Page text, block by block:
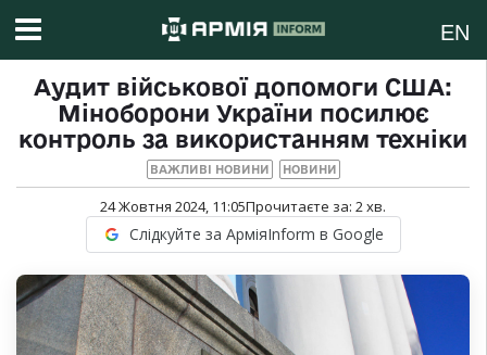
EN
Аудит військової допомоги США:
Міноборони України посилює
контроль за використанням техніки
ВАЖЛИВІ НОВИНИ НОВИНИ
24 Жовтня 2024, 11:05Прочитаєте за: 2хв.
Слідкуйте за АрміяInform в Google